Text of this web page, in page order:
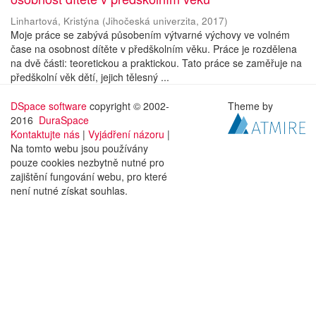
Linhartová, Kristýna (Jihočeská univerzita, 2017)
Moje práce se zabývá působením výtvarné výchovy ve volném
čase na osobnost dítěte v předškolním věku. Práce je rozdělena
na dvě části: teoretickou a praktickou. Tato práce se zaměřuje na
předškolní věk dětí, jejich tělesný ...
DSpace software copyright © 2002-
2016 DuraSpace
Kontaktujte nás | Vyjádření názoru |
Na tomto webu jsou používány
pouze cookies nezbytně nutné pro
zajištění fungování webu, pro které
není nutné získat souhlas.
Theme by